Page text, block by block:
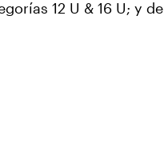
12 U & 16 U; y del